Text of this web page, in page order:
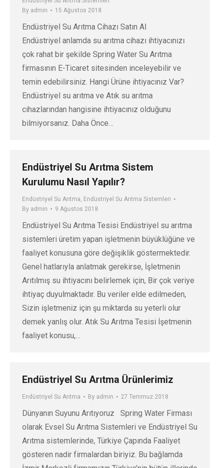
By admin 15 Ağustos 2018
Endüstriyel Su Arıtma Cihazı Satın Al
Endüstriyel anlamda su arıtma cihazı ihtiyacınızı
çok rahat bir şekilde Spring Water Su Arıtma
firmasının E-Ticaret sitesinden inceleyebilir ve
temin edebilirsiniz. Hangi Ürüne ihtiyacınız Var?
Endüstriyel su arıtma ve Atık su arıtma
cihazlarından hangisine ihtiyacınız olduğunu
bilmiyorsanız. Daha Önce…
Endüstriyel Su Arıtma Sistem
Kurulumu Nasıl Yapılır?
Endüstriyel Su Arıtma, Endüstriyel Su Arıtma Sistemleri
By admin 9 Ağustos 2018
Endüstriyel Su Arıtma Tesisi Endüstriyel su arıtma
sistemleri üretim yapan işletmenin büyüklüğüne ve
faaliyet konusuna göre değişiklik göstermektedir.
Genel hatlarıyla anlatmak gerekirse, İşletmenin
Arıtılmış su ihtiyacını belirlemek için, Bir çok veriye
ihtiyaç duyulmaktadır. Bu veriler elde edilmeden,
Sizin işletmeniz için şu miktarda su yeterli olur
demek yanlış olur. Atık Su Arıtma Tesisi İşetmenin
faaliyet konusu,…
Endüstriyel Su Arıtma Ürünlerimiz
Endüstriyel Su Arıtma By admin 27 Temmuz 2018
Dünyanın Suyunu Arıtıyoruz Spring Water Firması
olarak Evsel Su Arıtma Sistemleri ve Endüstriyel Su
Arıtma sistemlerinde, Türkiye Çapında Faaliyet
gösteren nadir firmalardan biriyiz. Bu bağlamda